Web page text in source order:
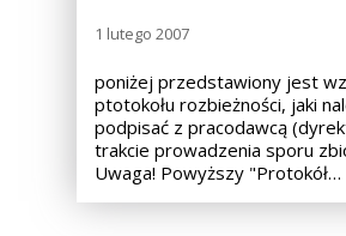
1 lutego 2007
poniżej przedstawiony jest
ptotokołu rozbieżności, jaki
podpisać z pracodawcą
trakcie prowadzenia sporu
Uwaga! Powyższy "Protokół…